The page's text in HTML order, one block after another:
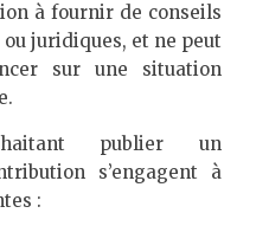
à fournir de conseils
juridiques, et ne peut
sur une situation
publier un
s’engagent à
: